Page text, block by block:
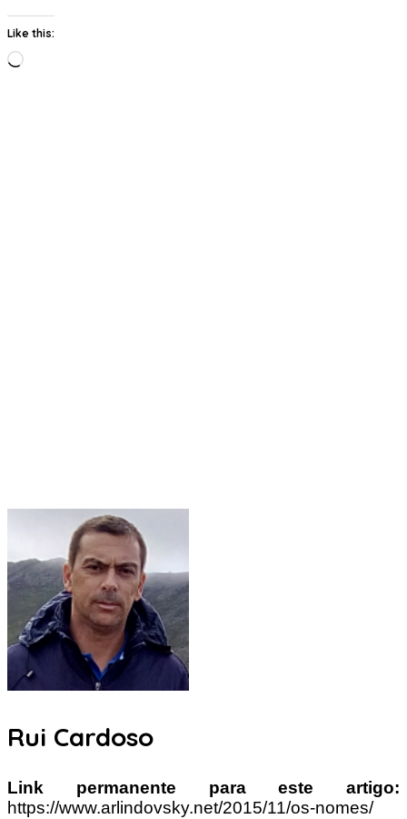
Like this:
Loading…
Rui Cardoso
Link permanente para este artigo:
https://www.arlindovsky.net/2015/11/os-nomes/